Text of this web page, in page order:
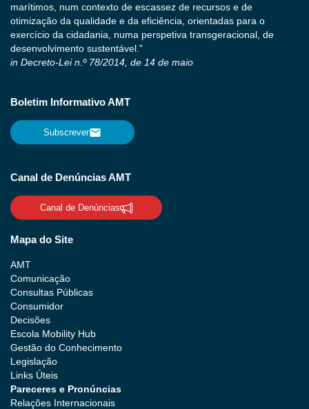
marítimos, num contexto de escassez de recursos e de
otimização da qualidade e da eficiência, orientadas para o
exercício da cidadania, numa perspetiva transgeracional, de
desenvolvimento sustentável."
in Decreto-Lei n.º 78/2014, de 14 de maio
Boletim Informativo AMT
Subscrever
Canal de Denúncias AMT
Canal de Denúncias
Mapa do Site
AMT
Comunicação
Consultas Públicas
Consumidor
Decisões
Escola Mobility Hub
Gestão do Conhecimento
Legislação
Links Úteis
Pareceres e Pronúncias
Relações Internacionais